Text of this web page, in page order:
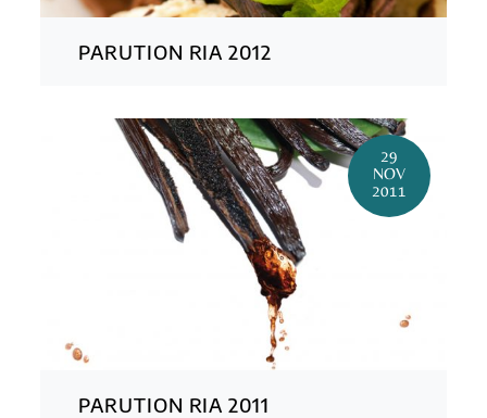
PARUTION RIA 2012
29
NOV
2011
PARUTION RIA 2011